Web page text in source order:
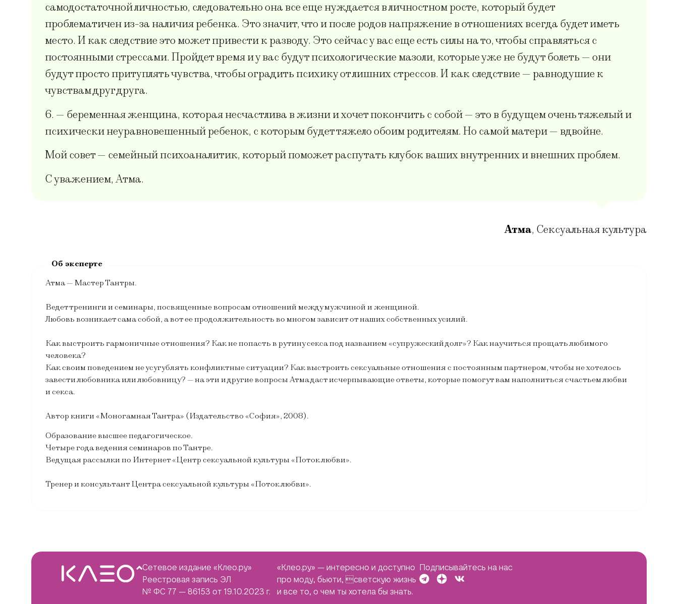
самодостаточной личностью, следовательно она все еще нуждается в личностном росте, который будет
проблематичен из-за наличия ребенка. Это значит, что и после родов напряжение в отношениях всегда будет иметь
место. И как следствие это может привести к разводу. Это сейчас у вас еще есть силы на то, чтобы справляться с
постоянными стрессами. Пройдет время и у вас будут психологические мазоли, которые уже не будут болеть — они
будут просто притуплять чувства, чтобы оградить психику от лишних стрессов. И как следствие — равнодушие к
чувствам друг друга.
6. — беременная женщина, которая несчастлива в жизни и хочет покончить с собой — это в будущем очень тяжелый и
психически неуравновешенный ребенок, с которым будет тяжело обоим родителям. Но самой матери — вдвойне.
Мой совет — семейный психоаналитик, который поможет распутать клубок ваших внутренних и внешних проблем.
С уважением, Атма.
Атма, Сексуальная культура
Атма — Мастер Тантры.
Ведет тренинги и семинары, посвященные вопросам отношений между мужчиной и женщиной.
Любовь возникает сама собой, а вот ее продолжительность во многом зависит от наших собственных усилий.
Как выстроить гармоничные отношения? Как не попасть в рутину секса под названием «супружеский долг»? Как научиться прощать любимого
человека?
Как своим поведением не усугублять конфликтные ситуации? Как выстроить сексуальные отношения с постоянным партнером, чтобы не хотелось
завести любовника или любовницу? — на эти и другие вопросы Атма даст исчерпывающие ответы, которые помогут вам наполниться счастьем любви
и секса.
Автор книги «Моногамная Тантра» (Издательство «София», 2008).
Образование высшее педагогическое.
Четыре года ведения семинаров по Тантре.
Ведущая рассылки по Интернет «Центр сексуальной культуры «Поток любви».
Тренер и консультант Центра сексуальной культуры «Поток любви».
Сетевое издание «Клео.ру»
Реестровая запись ЭЛ
№ ФС 77 — 86153 от 19.10.2023 г.
«Клео.ру» — интересно и доступно
про моду, бьюти, светскую жизнь
и все то, о чем ты хотела бы знать.
Подписывайтесь на нас